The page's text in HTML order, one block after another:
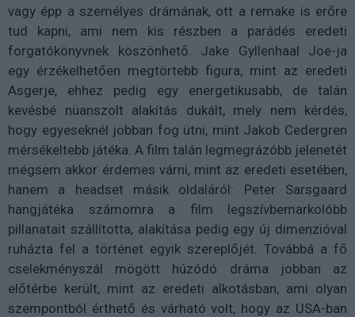
vagy épp a személyes drámának, ott a remake is erőre
tud kapni, ami nem kis részben a parádés eredeti
forgatókönyvnek köszönhető. Jake Gyllenhaal Joe-ja
egy érzékelhetően megtörtebb figura, mint az eredeti
Asgerje, ehhez pedig egy energetikusabb, de talán
kevésbé nüanszolt alakítás dukált, mely nem kérdés,
hogy egyeseknél jobban fog ütni, mint Jakob Cedergren
mérsékeltebb játéka. A film talán legmegrázóbb jelenetét
mégsem akkor érdemes várni, mint az eredeti esetében,
hanem a headset másik oldaláról: Peter Sarsgaard
hangjátéka számomra a film legszívbemarkolóbb
pillanatait szállította, alakítása pedig egy új dimenzióval
ruházta fel a történet egyik szereplőjét. Továbbá a fő
cselekményszál mögött húzódó dráma jobban az
előtérbe került, mint az eredeti alkotásban, ami olyan
szempontból érthető és várható volt, hogy az USA-ban